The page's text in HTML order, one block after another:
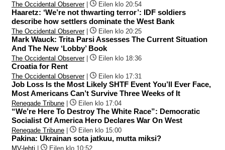
The Occidental Observer| Eilen klo 20:54
Haaretz: ‘We’re not thwarting terror’: IDF soldiers
describe how settlers dominate the West Bank
The Occidental Observer| Eilen klo 20:25
Mark Wauck: Trita Parsi Assesses The Current Situation
And The New ‘Lobby’ Book
The Occidental Observer| Eilen klo 18:36
Croatia for Rent
The Occidental Observer| Eilen klo 17:31
Job Loss Is the Most Likely SHTF Event You’ll Ever Face,
Most Americans Can’t Survive Three Weeks of It
Renegade Tribune Eilen klo 17:04
“We’re Here To Destroy The White Race”: Democratic
Socialist Of America Hero Declares War On West
Renegade Tribune Eilen klo 15:00
Pakina: Ukrainan sota jatkuu, mutta miksi?
MV-lehti Eilen klo 10:52